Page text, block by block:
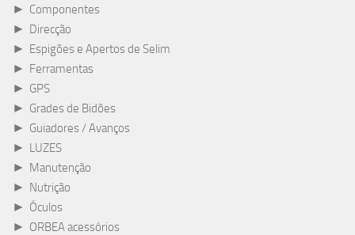
► Componentes
► Direcção
► Espigões e Apertos de Selim
► Ferramentas
► GPS
► Grades de Bidões
► Guiadores / Avanços
► LUZES
► Manutenção
► Nutrição
► Óculos
► ORBEA acessórios